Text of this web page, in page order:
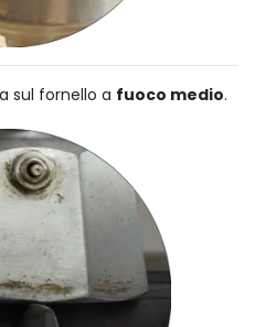
sul fornello a fuoco medio.